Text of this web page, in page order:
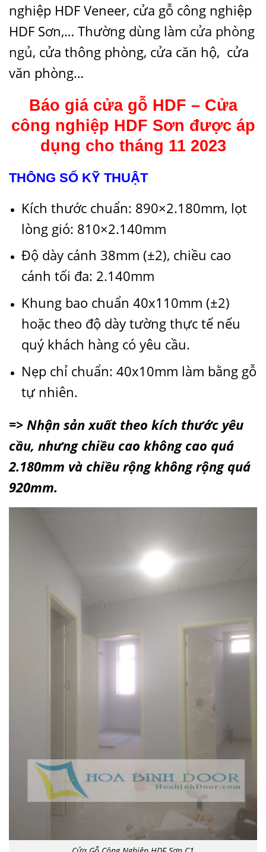
nghiệp HDF Veneer, cửa gỗ công nghiệp
HDF Sơn,… Thường dùng làm cửa phòng
ngủ, cửa thông phòng, cửa căn hộ, cửa
văn phòng…
Báo giá cửa gỗ HDF – Cửa
công nghiệp HDF Sơn được áp
dụng cho tháng 11 2023
THÔNG SỐ KỸ THUẬT
Kích thước chuẩn: 890×2.180mm, lọt
lòng gió: 810×2.140mm
Độ dày cánh 38mm (±2), chiều cao
cánh tối đa: 2.140mm
Khung bao chuẩn 40x110mm (±2)
hoặc theo độ dày tường thực tế nếu
quý khách hàng có yêu cầu.
Nẹp chỉ chuẩn: 40x10mm làm bằng gỗ
tự nhiên.
=> Nhận sản xuất theo kích thước yêu
cầu, nhưng chiều cao không cao quá
2.180mm và chiều rộng không rộng quá
920mm.